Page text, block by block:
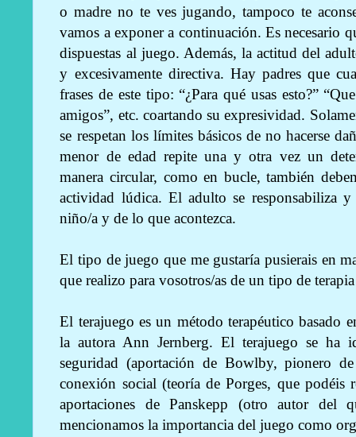
o madre no te ves jugando, tampoco te
vamos a exponer a continuación. Es necesario
dispuestas al juego. Además, la actitud del
y excesivamente directiva. Hay padres que
frases de este tipo: “¿Para qué usas esto?”
amigos”, etc. coartando su expresividad.
se respetan los límites básicos de no hacerse
menor de edad repite una y otra vez un
manera circular, como en bucle, también
actividad lúdica. El adulto se responsabiliza
niño/a y de lo que acontezca.
El tipo de juego que me gustaría pusierais en
que realizo para vosotros/as de un tipo de
El terajuego es un método terapéutico basado
la autora Ann Jernberg. El terajuego se ha
seguridad (aportación de Bowlby, pionero
conexión social (teoría de Porges, que podéis
aportaciones de Panskepp (otro autor del
mencionamos la importancia del juego como